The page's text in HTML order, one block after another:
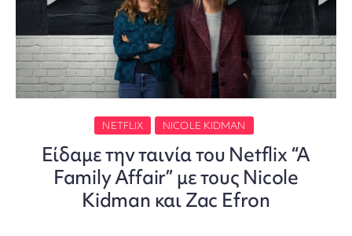
NETFLIX NICOLE KIDMAN
Είδαμε την ταινία του Netflix “A
Family Affair” με τους Nicole
Kidman και Zac Efron